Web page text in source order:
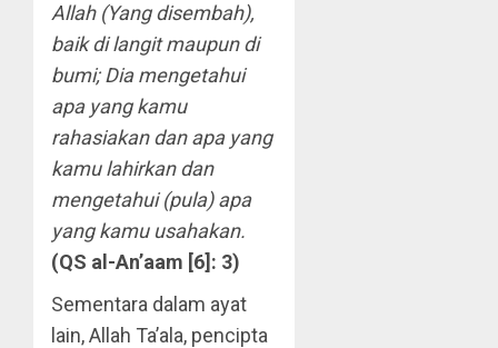
Allah (Yang disembah),
baik di langit maupun di
bumi; Dia mengetahui
apa yang kamu
rahasiakan dan apa yang
kamu lahirkan dan
mengetahui (pula) apa
yang kamu usahakan.
(QS al-An’aam [6]: 3)
Sementara dalam ayat
lain, Allah Ta’ala, pencipta